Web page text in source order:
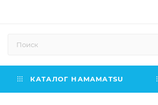
КАТАЛОГ HAMAMATSU